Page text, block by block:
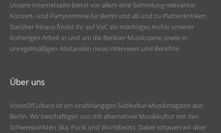
Unsere Internetseite bietet vor allem eine Sammlung relevanter
Konzert- und Partytermine für Berlin und ab und zu Plattenkritiken.
Darüber hinaus findet ihr auf VoC ein mächtiges Archiv unserer
bisherigen Arbeit in und um die Berliner Musikszene sowie in
unregelmäßigen Abständen neue Interviews und Berichte.
Über uns
VoiceOfCulture ist ein unabhängiges Subkultur-Musikmagazin aus
Berlin. Wir beschäftigen uns mit alternativer Musikkultur mit den
Schwerpunkten Ska, Punk und Worldbeats. Dabei schauen wir aber